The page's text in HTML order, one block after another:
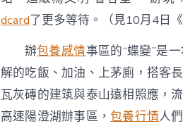
dcard了更多等待。（見10月4日《
辦包養感情事區的“蝶變”是
解的吃飯、加油、上茅廁，搭客
瓦灰磚的建筑與泰山遠相照應，
高速陽澄湖辦事區，包養行情人